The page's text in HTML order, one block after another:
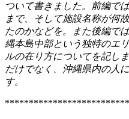
ついて書きました。前編で
まで、そして施設名称が何
たのかなどを。また後編で
縄本島中部という独特のエ
ルの在り方についてを記し
だけでなく、沖縄県内の人
す。